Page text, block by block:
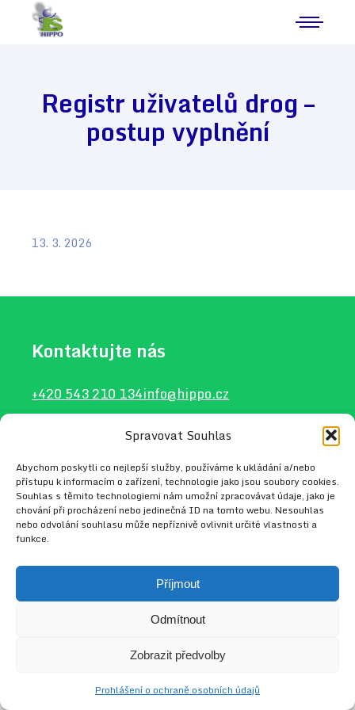
Spravovat Souhlas
Abychom poskytli co nejlepší služby, používáme k ukládání a/nebo
přístupu k informacím o zařízení, technologie jako jsou soubory cookies.
Souhlas s těmito technologiemi nám umožní zpracovávat údaje, jako je
chování při procházení nebo jedinečná ID na tomto webu. Nesouhlas
nebo odvolání souhlasu může nepříznivě ovlivnit určité vlastnosti a
funkce.
Příjmout
Odmítnout
Zobrazit předvolby
Prohlášení o ochraně osobních údajů
Registr uživatelů drog –
postup vyplnění
13. 3. 2026
Kontaktujte nás
+420 543 210 134info@hippo.cz
2026 © HIPPO Web vytvořilRadek Tejkl